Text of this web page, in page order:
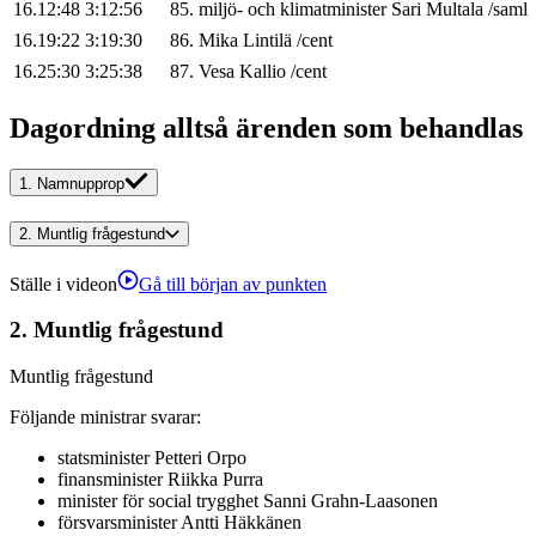
16.12:48 3:12:56 85. miljö- och klimatminister Sari Multala /saml
16.19:22 3:19:30 86. Mika Lintilä /cent
16.25:30 3:25:38 87. Vesa Kallio /cent
Dagordning alltså ärenden som behandlas
1. Namnupprop
2. Muntlig frågestund
Ställe i videon Gå till början av punkten
2. Muntlig frågestund
Muntlig frågestund
Följande ministrar svarar:
statsminister Petteri Orpo
finansminister Riikka Purra
minister för social trygghet Sanni Grahn-Laasonen
försvarsminister Antti Häkkänen